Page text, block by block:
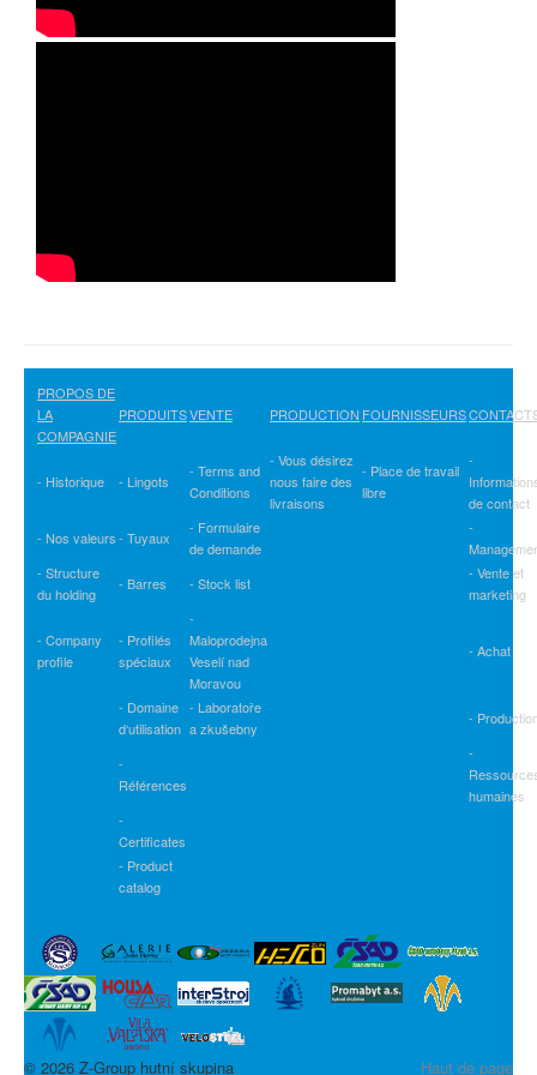
PROPOS DE
LA
COMPAGNIE
PRODUITSVENTE PRODUCTION FOURNISSEURS
- Historique - Lingots
- Terms and
Conditions
- Vous désirez
nous faire des
livraisons
- Place de travail
libre
-
de contact
- Nos valeurs- Tuyaux
- Formulaire
de demande
-
- Structure
du holding
- Barres - Stock list
- Vente et
marketing
- Company
profile
- Profilés
spéciaux
-
Maloprodejna
Veselí nad
Moravou
- Achat
- Domaine
d‘utilisation
- Laboratoře
a zkušebny
-
-
Références
-
humaines
-
Certificates
- Product
catalog
Haut de page
© 2026 Z-Group hutní skupina